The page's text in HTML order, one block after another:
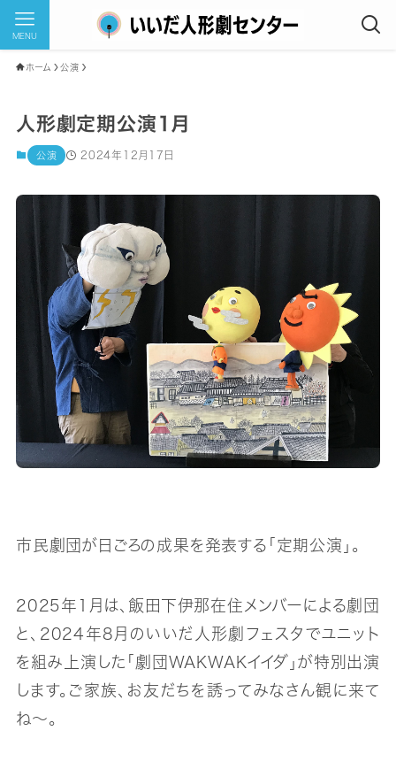
MENU
ホーム 公演
人形劇定期公演1月
公演 2024年12月17日
市民劇団が日ごろの成果を発表する「定期公演」。
2025年1月は、飯田下伊那在住メンバーによる劇団
と、2024年8月のいいだ人形劇フェスタでユニット
を組み上演した「劇団WAKWAKイイダ」が特別出演
します。ご家族、お友だちを誘ってみなさん観に来て
ね～。